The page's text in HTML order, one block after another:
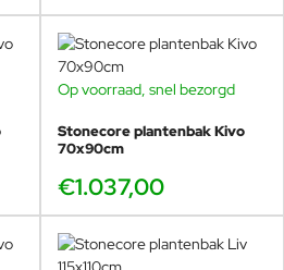
Op voorraad, snel bezorgd
Stonecore plantenbak Kivo
70x90cm
€1.037,00